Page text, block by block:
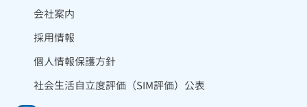
会社案内
採用情報
個人情報保護方針
社会生活自立度評価（SIM評価）公表